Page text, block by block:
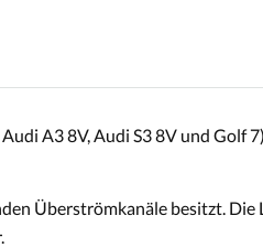
A3 8V, Audi S3 8V und Golf
Überströmkanäle besitzt.